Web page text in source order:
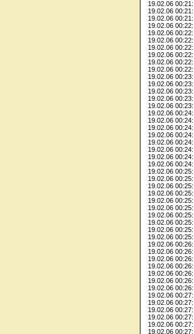
19.02.06 00:21:
19.02.06 00:21:
19.02.06 00:21:
19.02.06 00:22:
19.02.06 00:22:
19.02.06 00:22:
19.02.06 00:22:
19.02.06 00:22:
19.02.06 00:22:
19.02.06 00:22:
19.02.06 00:23:
19.02.06 00:23:
19.02.06 00:23:
19.02.06 00:23:
19.02.06 00:23:
19.02.06 00:24:
19.02.06 00:24:
19.02.06 00:24:
19.02.06 00:24:
19.02.06 00:24:
19.02.06 00:24:
19.02.06 00:24:
19.02.06 00:24:
19.02.06 00:25:
19.02.06 00:25:
19.02.06 00:25:
19.02.06 00:25:
19.02.06 00:25:
19.02.06 00:25:
19.02.06 00:25:
19.02.06 00:25:
19.02.06 00:25:
19.02.06 00:25:
19.02.06 00:26:
19.02.06 00:26:
19.02.06 00:26:
19.02.06 00:26:
19.02.06 00:26:
19.02.06 00:26:
19.02.06 00:26:
19.02.06 00:27:
19.02.06 00:27:
19.02.06 00:27:
19.02.06 00:27:
19.02.06 00:27:
19.02.06 00:27: